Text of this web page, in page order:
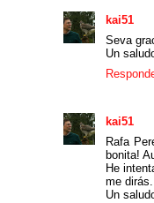
kai51
Seva
Un
kai51
Rafa
bonita!
He
me dirás.
Un